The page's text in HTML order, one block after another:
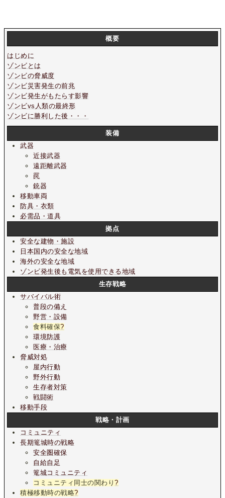
概要
はじめに
ゾンビとは
ゾンビの脅威度
ゾンビ災害発生の前兆
ゾンビ発生がもたらす影響
ゾンビvs人類の最終形
ゾンビに勝利した後・・・
装備
武器
近接武器
遠距離武器
罠
銃器
移動車両
防具・衣類
必需品・道具
拠点
安全な建物・施設
日本国内の安全な地域
海外の安全な地域
ゾンビ発生後も電気を使用できる地域
生存戦略
サバイバル術
普段の備え
野営・設備
食料確保?
環境防護
医療・治療
脅威対処
屋内行動
野外行動
生存者対策
戦闘術
移動手段
戦略・計画
コミュニティ
長期篭城時の戦略
安全圏確保
自給自足
篭城コミュニティ
コミュニティ同士の関わり?
積極移動時の戦略?